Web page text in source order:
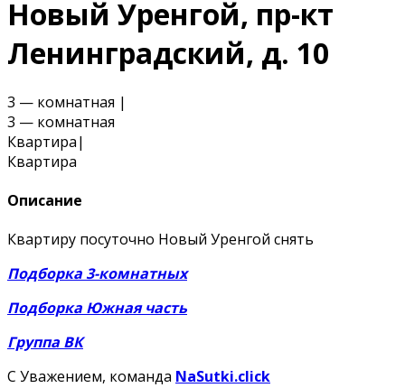
Новый Уренгой, пр-кт
Ленинградский, д. 10
3 — комнатная |
3 — комнатная
Квартира|
Квартира
Описание
Квартиру посуточно Новый Уренгой снять
Подборка 3-комнатных
Подборка Южная часть
Группа ВК
С Уважением, команда NaSutki.click